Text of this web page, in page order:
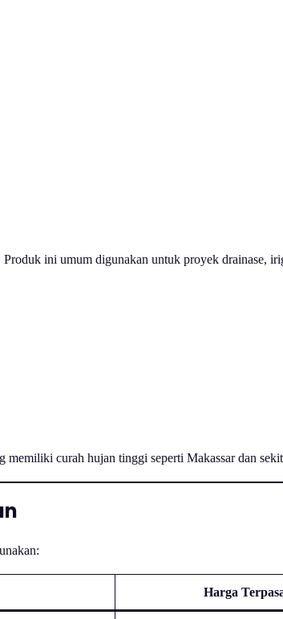
Produk ini umum digunakan untuk proyek drainase,
curah hujan tinggi seperti Makassar dan
Harga